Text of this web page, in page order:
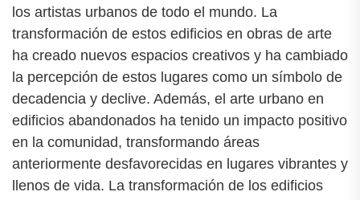
los artistas urbanos de todo el mundo. La
transformación de estos edificios en obras de arte
ha creado nuevos espacios creativos y ha cambiado
la percepción de estos lugares como un símbolo de
decadencia y declive. Además, el arte urbano en
edificios abandonados ha tenido un impacto positivo
en la comunidad, transformando áreas
anteriormente desfavorecidas en lugares vibrantes y
llenos de vida. La transformación de los edificios